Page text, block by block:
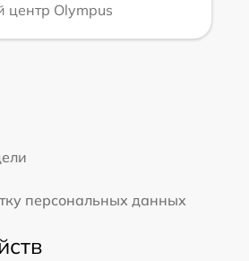
Olympus
персональных данных